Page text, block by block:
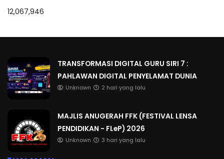
12,067,946
TRANSFORMASI DIGITAL GURU SIRI 7 :
PAHLAWAN DIGITAL PENYELAMAT DUNIA
Unknown 2 hari yang lalu
MAJLIS ANUGERAH FFK (FESTIVAL LENSA
PENDIDIKAN - FLeP) 2026
Unknown 3 hari yang lalu